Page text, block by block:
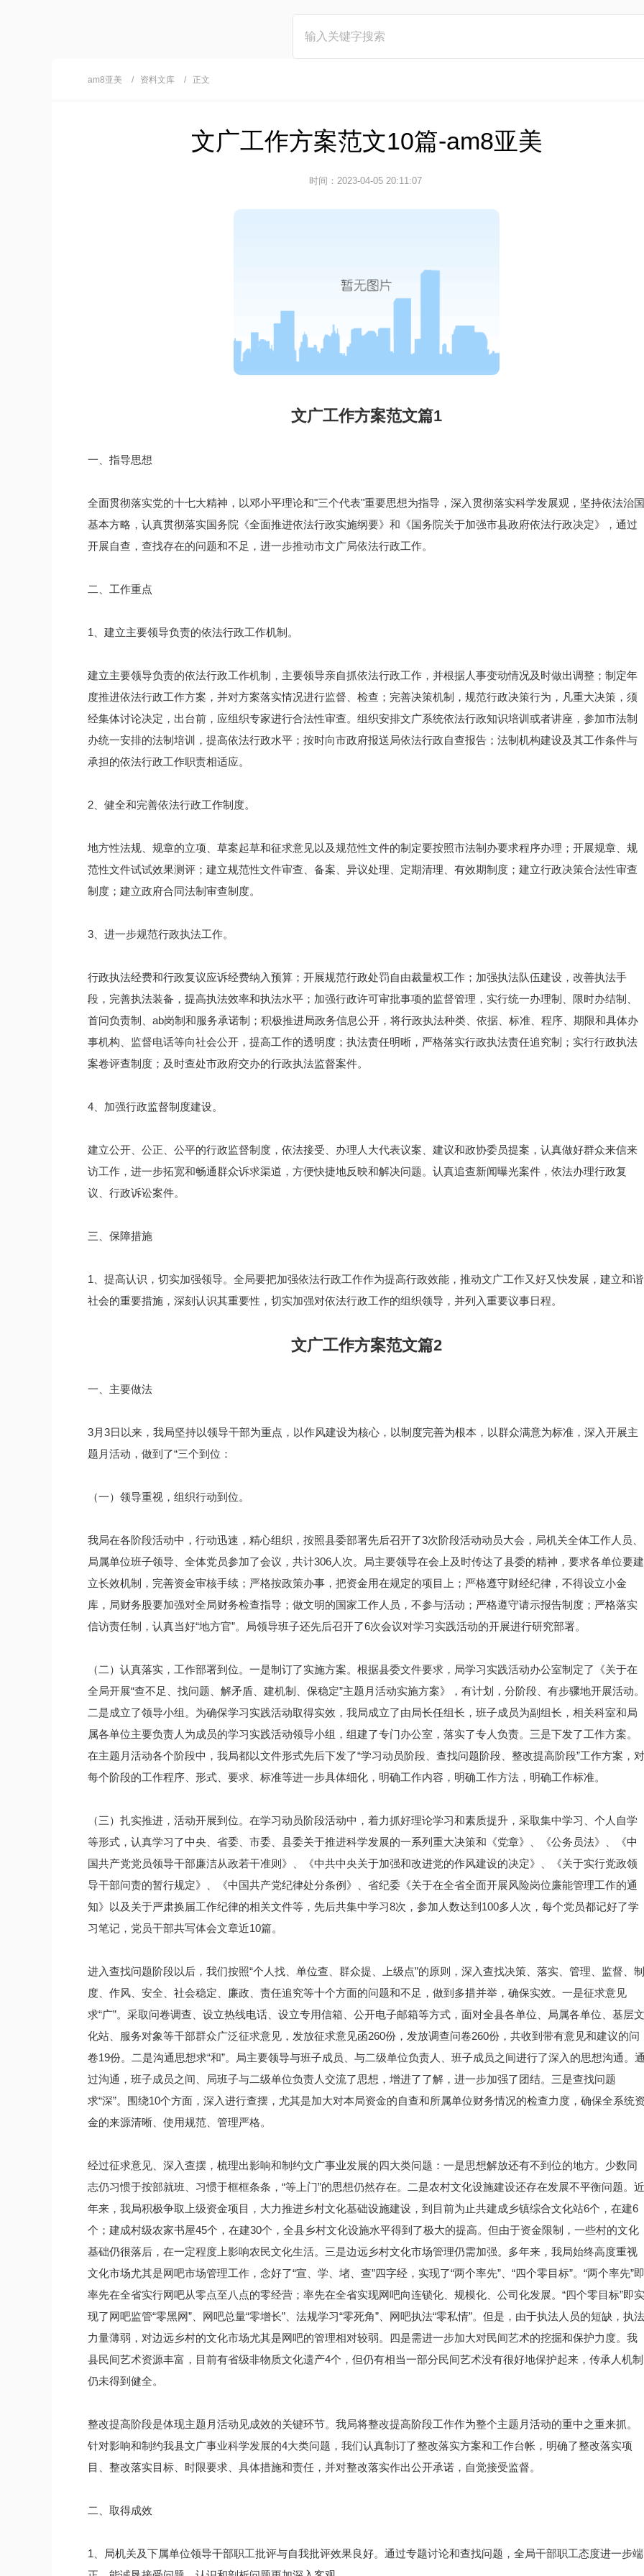
am8亚美 资料文库 正文
文广工作方案范文10篇-am8亚美
时间：2023-04-05 20:11:07
文广工作方案范文篇1
一、指导思想
全面贯彻落实党的十七大精神，以邓小平理论和"三个代表"重要思想为指导，深入贯彻落实科学发展观，坚持依法治国
基本方略，认真贯彻落实国务院《全面推进依法行政实施纲要》和《国务院关于加强市县政府依法行政决定》，通过
开展自查，查找存在的问题和不足，进一步推动市文广局依法行政工作。
二、工作重点
1、建立主要领导负责的依法行政工作机制。
建立主要领导负责的依法行政工作机制，主要领导亲自抓依法行政工作，并根据人事变动情况及时做出调整；制定年
度推进依法行政工作方案，并对方案落实情况进行监督、检查；完善决策机制，规范行政决策行为，凡重大决策，须
经集体讨论决定，出台前，应组织专家进行合法性审查。组织安排文广系统依法行政知识培训或者讲座，参加市法制
办统一安排的法制培训，提高依法行政水平；按时向市政府报送局依法行政自查报告；法制机构建设及其工作条件与
承担的依法行政工作职责相适应。
2、健全和完善依法行政工作制度。
地方性法规、规章的立项、草案起草和征求意见以及规范性文件的制定要按照市法制办要求程序办理；开展规章、规
范性文件试试效果测评；建立规范性文件审查、备案、异议处理、定期清理、有效期制度；建立行政决策合法性审查
制度；建立政府合同法制审查制度。
3、进一步规范行政执法工作。
行政执法经费和行政复议应诉经费纳入预算；开展规范行政处罚自由裁量权工作；加强执法队伍建设，改善执法手
段，完善执法装备，提高执法效率和执法水平；加强行政许可审批事项的监督管理，实行统一办理制、限时办结制、
首问负责制、ab岗制和服务承诺制；积极推进局政务信息公开，将行政执法种类、依据、标准、程序、期限和具体办
事机构、监督电话等向社会公开，提高工作的透明度；执法责任明晰，严格落实行政执法责任追究制；实行行政执法
案卷评查制度；及时查处市政府交办的行政执法监督案件。
4、加强行政监督制度建设。
建立公开、公正、公平的行政监督制度，依法接受、办理人大代表议案、建议和政协委员提案，认真做好群众来信来
访工作，进一步拓宽和畅通群众诉求渠道，方便快捷地反映和解决问题。认真追查新闻曝光案件，依法办理行政复
议、行政诉讼案件。
三、保障措施
1、提高认识，切实加强领导。全局要把加强依法行政工作作为提高行政效能，推动文广工作又好又快发展，建立和谐
社会的重要措施，深刻认识其重要性，切实加强对依法行政工作的组织领导，并列入重要议事日程。
文广工作方案范文篇2
一、主要做法
3月3日以来，我局坚持以领导干部为重点，以作风建设为核心，以制度完善为根本，以群众满意为标准，深入开展主
题月活动，做到了“三个到位：
（一）领导重视，组织行动到位。
我局在各阶段活动中，行动迅速，精心组织，按照县委部署先后召开了3次阶段活动动员大会，局机关全体工作人员、
局属单位班子领导、全体党员参加了会议，共计306人次。局主要领导在会上及时传达了县委的精神，要求各单位要建
立长效机制，完善资金审核手续；严格按政策办事，把资金用在规定的项目上；严格遵守财经纪律，不得设立小金
库，局财务股要加强对全局财务检查指导；做文明的国家工作人员，不参与活动；严格遵守请示报告制度；严格落实
信访责任制，认真当好“地方官”。局领导班子还先后召开了6次会议对学习实践活动的开展进行研究部署。
（二）认真落实，工作部署到位。一是制订了实施方案。根据县委文件要求，局学习实践活动办公室制定了《关于在
全局开展“查不足、找问题、解矛盾、建机制、保稳定”主题月活动实施方案》，有计划，分阶段、有步骤地开展活动。
二是成立了领导小组。为确保学习实践活动取得实效，我局成立了由局长任组长，班子成员为副组长，相关科室和局
属各单位主要负责人为成员的学习实践活动领导小组，组建了专门办公室，落实了专人负责。三是下发了工作方案。
在主题月活动各个阶段中，我局都以文件形式先后下发了“学习动员阶段、查找问题阶段、整改提高阶段”工作方案，对
每个阶段的工作程序、形式、要求、标准等进一步具体细化，明确工作内容，明确工作方法，明确工作标准。
（三）扎实推进，活动开展到位。在学习动员阶段活动中，着力抓好理论学习和素质提升，采取集中学习、个人自学
等形式，认真学习了中央、省委、市委、县委关于推进科学发展的一系列重大决策和《党章》、《公务员法》、《中
国共产党党员领导干部廉洁从政若干准则》、《中共中央关于加强和改进党的作风建设的决定》、《关于实行党政领
导干部问责的暂行规定》、《中国共产党纪律处分条例》、省纪委《关于在全省全面开展风险岗位廉能管理工作的通
知》以及关于严肃换届工作纪律的相关文件等，先后共集中学习8次，参加人数达到100多人次，每个党员都记好了学
习笔记，党员干部共写体会文章近10篇。
进入查找问题阶段以后，我们按照“个人找、单位查、群众提、上级点”的原则，深入查找决策、落实、管理、监督、制
度、作风、安全、社会稳定、廉政、责任追究等十个方面的问题和不足，做到多措并举，确保实效。一是征求意见
求“广”。采取问卷调查、设立热线电话、设立专用信箱、公开电子邮箱等方式，面对全县各单位、局属各单位、基层文
化站、服务对象等干部群众广泛征求意见，发放征求意见函260份，发放调查问卷260份，共收到带有意见和建议的问
卷19份。二是沟通思想求“和”。局主要领导与班子成员、与二级单位负责人、班子成员之间进行了深入的思想沟通。
过沟通，班子成员之间、局班子与二级单位负责人交流了思想，增进了了解，进一步加强了团结。三是查找问题
求“深”。围绕10个方面，深入进行查摆，尤其是加大对本局资金的自查和所属单位财务情况的检查力度，确保全系统
金的来源清晰、使用规范、管理严格。
经过征求意见、深入查摆，梳理出影响和制约文广事业发展的四大类问题：一是思想解放还有不到位的地方。少数同
志仍习惯于按部就班、习惯于框框条条，“等上门”的思想仍然存在。二是农村文化设施建设还存在发展不平衡问题。近
年来，我局积极争取上级资金项目，大力推进乡村文化基础设施建设，到目前为止共建成乡镇综合文化站6个，在建6
个；建成村级农家书屋45个，在建30个，全县乡村文化设施水平得到了极大的提高。但由于资金限制，一些村的文化
基础仍很落后，在一定程度上影响农民文化生活。三是边远乡村文化市场管理仍需加强。多年来，我局始终高度重视
文化市场尤其是网吧市场管理工作，念好了“宣、学、堵、查”四字经，实现了“两个率先”、“四个零目标”。“两个率先”即
率先在全省实行网吧从零点至八点的零经营；率先在全省实现网吧向连锁化、规模化、公司化发展。“四个零目标”即实
现了网吧监管“零黑网”、网吧总量“零增长”、法规学习“零死角”、网吧执法“零私情”。但是，由于执法人员的短缺，执法
力量薄弱，对边远乡村的文化市场尤其是网吧的管理相对较弱。四是需进一步加大对民间艺术的挖掘和保护力度。我
县民间艺术资源丰富，目前有省级非物质文化遗产4个，但仍有相当一部分民间艺术没有很好地保护起来，传承人机制
仍未得到健全。
整改提高阶段是体现主题月活动见成效的关键环节。我局将整改提高阶段工作作为整个主题月活动的重中之重来抓。
针对影响和制约我县文广事业科学发展的4大类问题，我们认真制订了整改落实方案和工作台帐，明确了整改落实项
目、整改落实目标、时限要求、具体措施和责任，并对整改落实作出公开承诺，自觉接受监督。
二、取得成效
1、局机关及下属单位领导干部职工批评与自我批评效果良好。通过专题讨论和查找问题，全局干部职工态度进一步端